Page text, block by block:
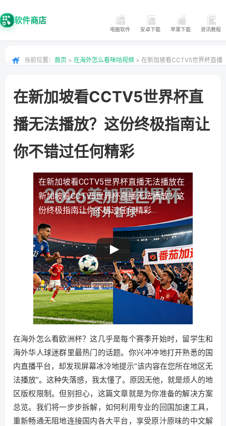
软件商店
电脑软件 安卓下载 苹果下载 资讯教程
当前位置： 首页 > 在海外怎么看咪咕视频 > 在新加坡看CCTV5世界杯直播
在新加坡看CCTV5世界杯直
播无法播放？这份终极指南让
你不错过任何精彩
在新加坡看CCTV5世界杯直播无法播放在
新加坡看CCTV5世界杯直播无法播放？这
份终极指南让你不错过任何精彩
在海外怎么看欧洲杯？这几乎是每个赛季开始时，留学生和
海外华人球迷群里最热门的话题。你兴冲冲地打开熟悉的国
内直播平台，却发现屏幕冰冷地提示“该内容在您所在地区无
法播放”。这种失落感，我太懂了。原因无他，就是烦人的地
区版权限制。但别担心，这篇文章就是为你准备的解决方案
总览。我们将一步步拆解，如何利用专业的回国加速工具，
重新畅通无阻地连接国内各大平台，享受原汁原味的中文解